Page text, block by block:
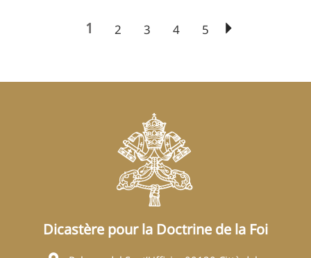
1 2 3 4 5
Dicastère pour la Doctrine de la Foi